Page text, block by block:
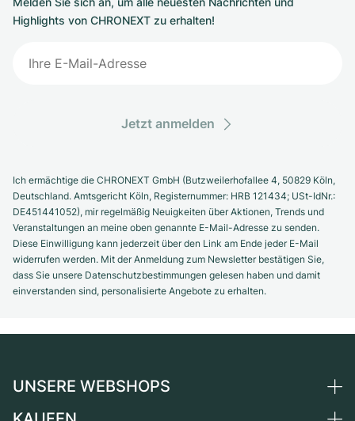
Highlights von CHRONEXT zu erhalten!
Jetzt anmelden
Ich ermächtige die CHRONEXT GmbH (Butzweilerhofallee 4, 50829 Köln,
Deutschland. Amtsgericht Köln, Registernummer: HRB 121434; USt-IdNr.:
DE451441052), mir regelmäßig Neuigkeiten über Aktionen, Trends und
Veranstaltungen an meine oben genannte E-Mail-Adresse zu senden.
Diese Einwilligung kann jederzeit über den Link am Ende jeder E-Mail
widerrufen werden. Mit der Anmeldung zum Newsletter bestätigen Sie,
dass Sie unsere Datenschutzbestimmungen gelesen haben und damit
einverstanden sind, personalisierte Angebote zu erhalten.
UNSERE WEBSHOPS
Deutschland